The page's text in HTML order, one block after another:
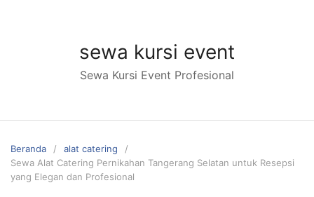
sewa kursi event
Sewa Kursi Event Profesional
Beranda
alat catering
Sewa Alat Catering Pernikahan Tangerang Selatan untuk Resepsi
yang Elegan dan Profesional